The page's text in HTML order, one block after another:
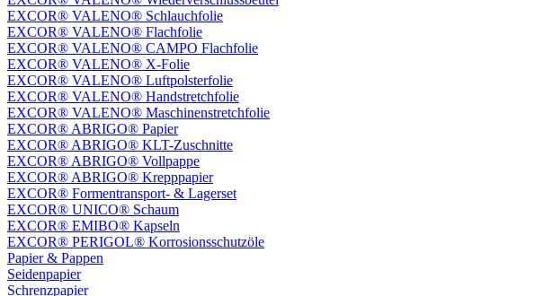
EXCOR® VALENO® Schlauchfolie
EXCOR® VALENO® Flachfolie
EXCOR® VALENO® CAMPO Flachfolie
EXCOR® VALENO® X-Folie
EXCOR® VALENO® Luftpolsterfolie
EXCOR® VALENO® Handstretchfolie
EXCOR® VALENO® Maschinenstretchfolie
EXCOR® ABRIGO® Papier
EXCOR® ABRIGO® KLT-Zuschnitte
EXCOR® ABRIGO® Vollpappe
EXCOR® ABRIGO® Krepppapier
EXCOR® Formentransport- & Lagerset
EXCOR® UNICO® Schaum
EXCOR® EMIBO® Kapseln
EXCOR® PERIGOL® Korrosionsschutzöle
Papier & Pappen
Seidenpapier
Schrenzpapier